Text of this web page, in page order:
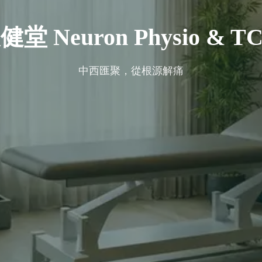
堂 Neuron Physio &
中西匯聚，從根源解痛